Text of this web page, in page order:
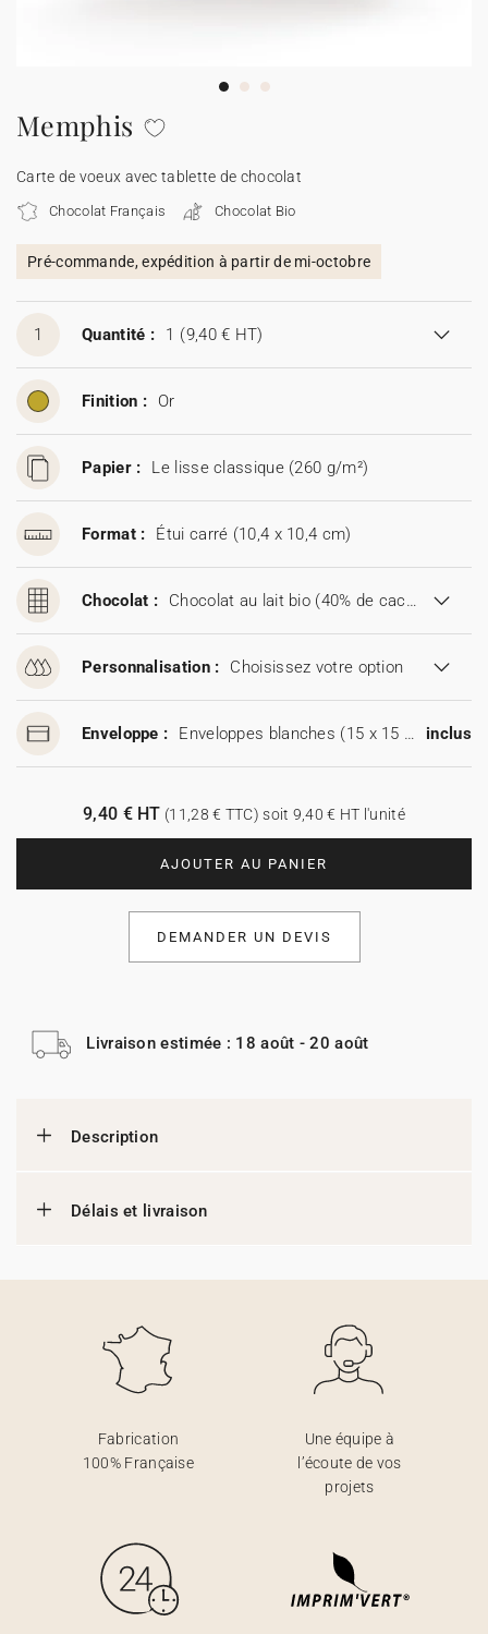
★ Demande d'échantillons
Menus
Présentoirs comptoir
Memphis
Carte de voeux avec tablette de chocolat
Chocolat Français Chocolat Bio
Pré-commande, expédition à partir de mi-octobre
1 Quantité : 1 (9,40 € HT)
Finition : Or
Papier : Le lisse classique (260 g/m²)
Format : Étui carré (10,4 x 10,4 cm)
Chocolat : Chocolat au lait bio (40% de cacao)
Personnalisation : Choisissez votre option
Enveloppe : Enveloppes blanches (15 x 15 cm) inclus
AJOUTER AU PANIER
9,40 € HT (11,28 € TTC) soit 9,40 € HT l'unité
DEMANDER UN DEVIS
Livraison estimée : 18 août - 20 août
Description
Délais et livraison
Fabrication
100% Française
Une équipe à
l’écoute de vos
projets